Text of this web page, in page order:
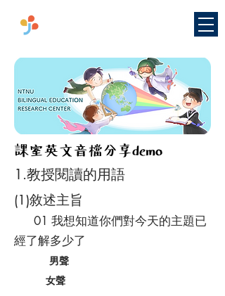
​課室英文音檔分享demo
1.教授閱讀的用語
(1)敘述主旨
01 我想知道你們對今天的主題已
經了解多少了
男聲
女聲